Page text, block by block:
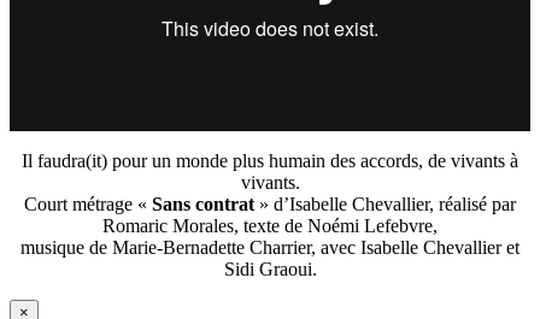
Il faudra(it) pour un monde plus humain des accords, de vivants à
vivants.
Court métrage « Sans contrat » d’Isabelle Chevallier, réalisé par
Romaric Morales, texte de Noémi Lefebvre,
musique de Marie-Bernadette Charrier, avec Isabelle Chevallier et
Sidi Graoui.
×